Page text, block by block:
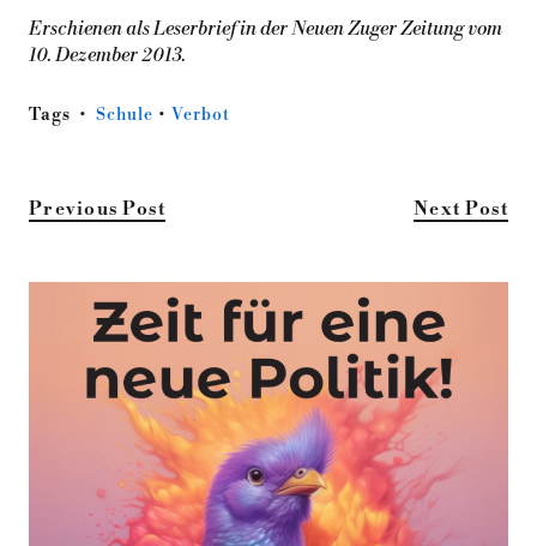
Erschienen als Leserbrief in der Neuen Zuger Zeitung vom
10. Dezember 2013.
Tags Schule • Verbot
Previous Post Next Post